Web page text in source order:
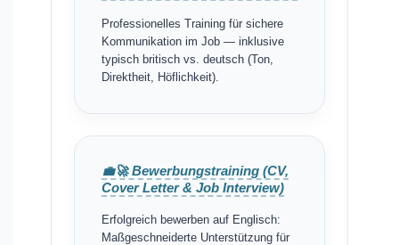
Professionelles Training für sichere
Kommunikation im Job — inklusive
typisch britisch vs. deutsch (Ton,
Direktheit, Höflichkeit).
💼🚀 Bewerbungstraining (CV,
Cover Letter & Job Interview)
Erfolgreich bewerben auf Englisch:
Maßgeschneiderte Unterstützung für